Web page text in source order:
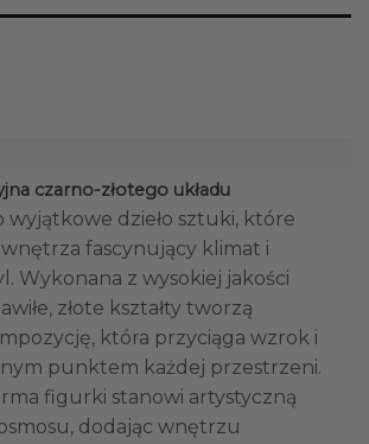
czarno-złotego układu
wyjątkowe dzieło sztuki, które
fascynujący klimat i
Wykonana z wysokiej jakości
złote kształty tworzą
która przyciąga wzrok i
punktem każdej przestrzeni.
figurki stanowi artystyczną
dodając wnętrzu